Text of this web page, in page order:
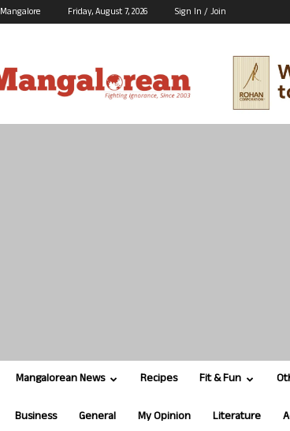
Mangalore Friday, August 7, 2026 Sign In / Join
Mangalorean News Recipes Fit & Fun
Business General My Opinion Literature